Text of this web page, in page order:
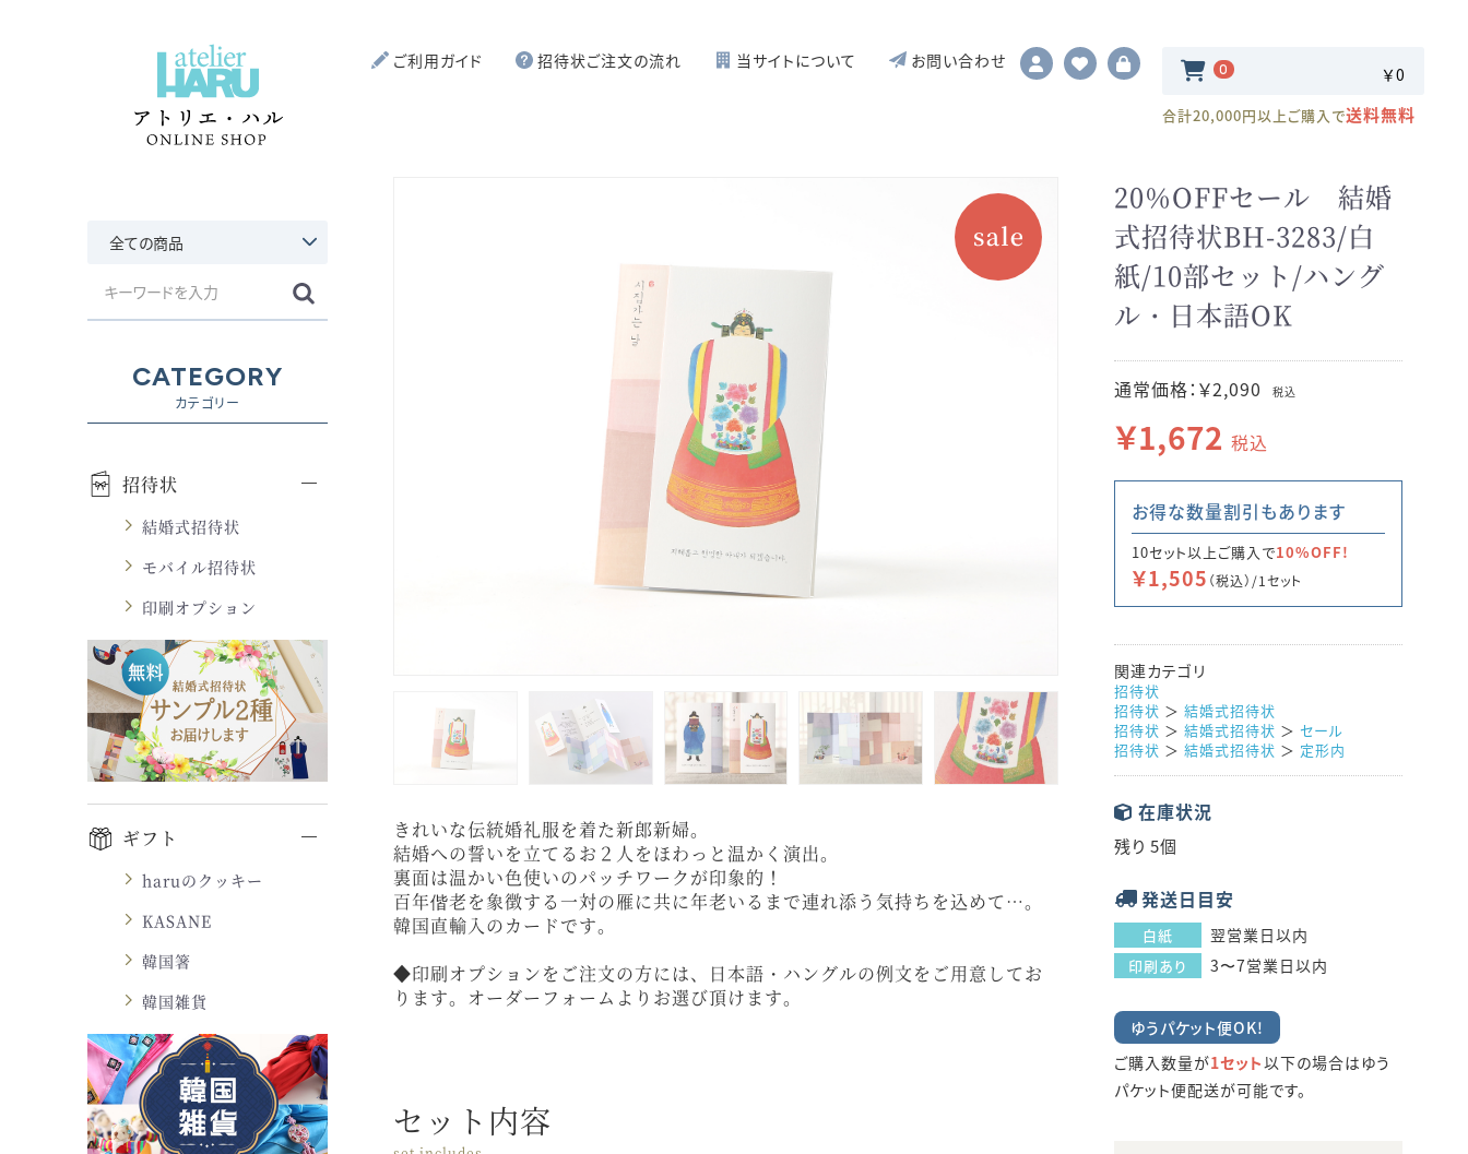
ご利用ガイド 招待状ご注文の流れ 当サイトについて お問い合わせ 0 ￥0
合計20,000円以上ご購入で送料無料
CATEGORY
カテゴリー
招待状
結婚式招待状
モバイル招待状
印刷オプション
ギフト
haruのクッキー
KASANE
韓国箸
韓国雑貨
きれいな伝統婚礼服を着た新郎新婦。
結婚への誓いを立てるお２人をほわっと温かく演出。
裏面は温かい色使いのパッチワークが印象的！
百年偕老を象徴する一対の雁に共に年老いるまで連れ添う気持ちを込めて…。
韓国直輸入のカードです。
◆印刷オプションをご注文の方には、日本語・ハングルの例文をご用意してお
ります。オーダーフォームよりお選び頂けます。
セット内容
20％OFFセール 結婚
式招待状BH-3283/白
紙/10部セット/ハング
ル・日本語OK
通常価格：￥2,090 税込
￥1,672 税込
お得な数量割引もあります
10セット以上ご購入で10%OFF!
￥1,505 （税込）/1セット
関連カテゴリ
招待状
招待状 ＞ 結婚式招待状
招待状 ＞ 結婚式招待状 ＞ セール
招待状 ＞ 結婚式招待状 ＞ 定形内
在庫状況
残り 5個
発送日目安
白紙 翌営業日以内
印刷あり 3〜7営業日以内
ゆうパケット便OK!
ご購入数量が1セット以下の場合はゆう
パケット便配送が可能です。